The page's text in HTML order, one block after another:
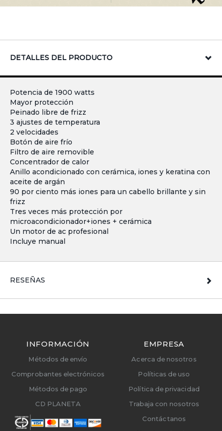
DETALLES DEL PRODUCTO
Potencia de 1900 watts
Mayor protección
Peinado libre de frizz
3 ajustes de temperatura
2 velocidades
Botón de aire frío
Filtro de aire removible
Concentrador de calor
Anillo acondicionado con cerámica, iones y keratina con
aceite de argán
90 por ciento más iones para un cabello brillante y sin
frizz
Tres veces más protección por
microacondicionador+iones + cerámica
Un motor de ac profesional
Incluye manual
RESEÑAS
INFORMACIÓN
Métodos de envío
Comprobantes electrónicos
Métodos de pago
CD PLANETA
EMPRESA
Acerca de nosotros
Políticas de uso
Política de privacidad
Trabaja con nosotros
Contáctanos